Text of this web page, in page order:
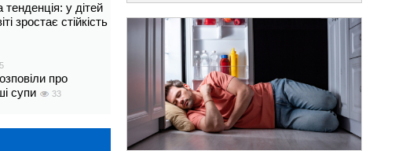
у дітей
зростає стійкість
про
супи
33